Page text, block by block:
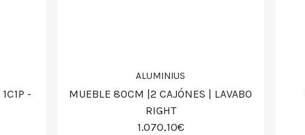
-
ALUMINIUS
MUEBLE 80CM |2 CAJÓNES | LAVABO
RIGHT
1.070,10€